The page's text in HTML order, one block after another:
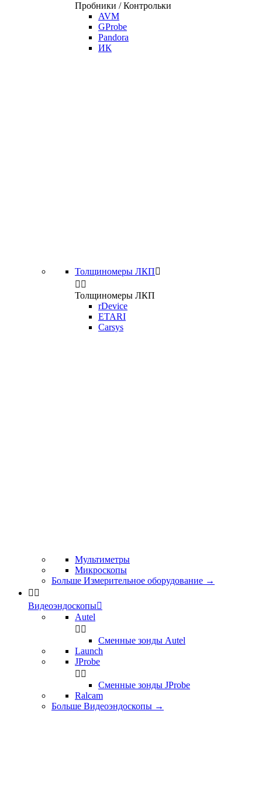
Пробники / Контрольки
AVM
GProbe
Pandora
ИК
Толщиномеры ЛКП
 
Толщиномеры ЛКП
rDevice
ETARI
Carsys
Мультиметры
Микроскопы
Больше Измерительное оборудование →
 
Видеоэндоскопы
Autel
 
Сменные зонды Autel
Launch
JProbe
 
Сменные зонды JProbe
Ralcam
Больше Видеоэндоскопы →